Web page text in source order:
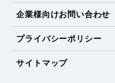
企業様向けお問い合わせ
プライバシーポリシー
サイトマップ